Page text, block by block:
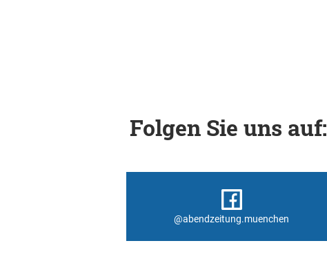
Folgen Sie uns auf:
@abendzeitung.muenchen